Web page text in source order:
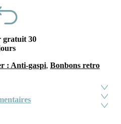
gratuit 30
: Anti-gaspi, Bonbons retro